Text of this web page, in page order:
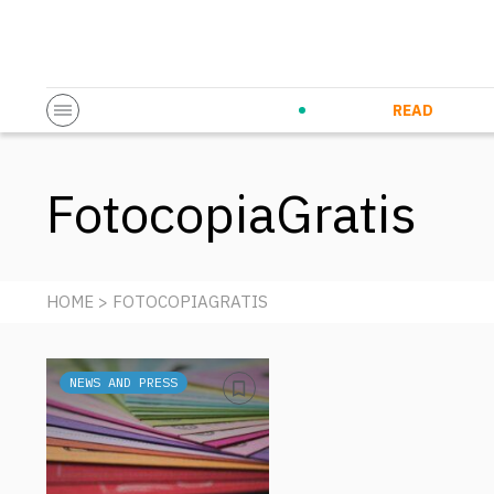
READ
FotocopiaGratis
HOME > FOTOCOPIAGRATIS
NEWS AND PRESS